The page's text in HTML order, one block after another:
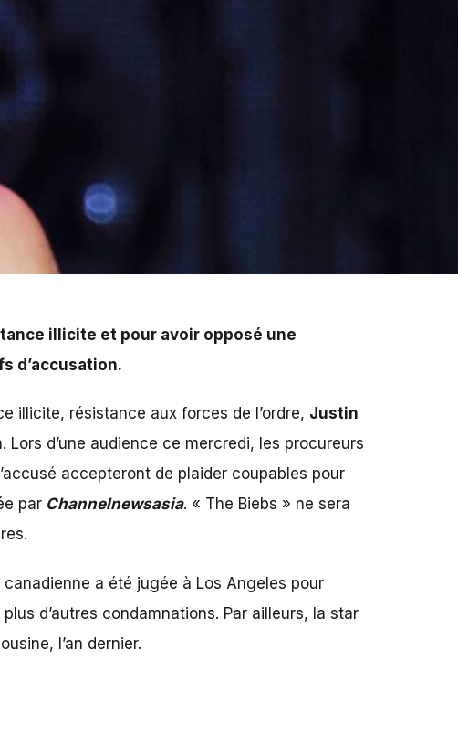
illicite et pour avoir opposé une
d’accusation.
illicite, résistance aux forces de l’ordre, Justin
d’une audience ce mercredi, les procureurs
accepteront de plaider coupables pour
par Channelnewsasia. « The Biebs » ne sera
a été jugée à Los Angeles pour
d’autres condamnations. Par ailleurs, la star
l’an dernier.